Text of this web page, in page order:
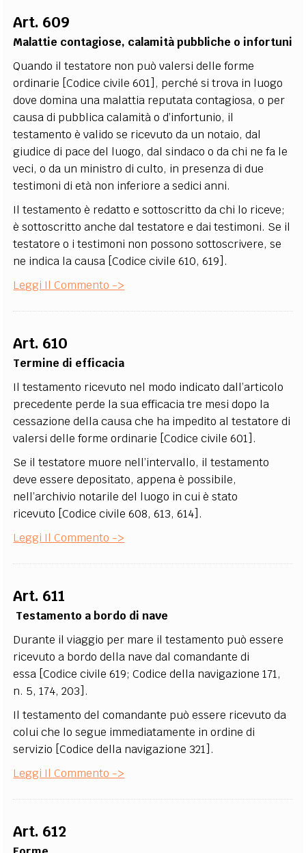
Art. 609
Malattie contagiose, calamità pubbliche o infortuni
Quando il testatore non può valersi delle forme
ordinarie [Codice civile 601], perché si trova in luogo
dove domina una malattia reputata contagiosa, o per
causa di pubblica calamità o d’infortunio, il
testamento è valido se ricevuto da un notaio, dal
giudice di pace del luogo, dal sindaco o da chi ne fa le
veci, o da un ministro di culto, in presenza di due
testimoni di età non inferiore a sedici anni.
Il testamento è redatto e sottoscritto da chi lo riceve;
è sottoscritto anche dal testatore e dai testimoni. Se il
testatore o i testimoni non possono sottoscrivere, se
ne indica la causa [Codice civile 610, 619].
Leggi Il Commento ->
Art. 610
Termine di efficacia
Il testamento ricevuto nel modo indicato dall’articolo
precedente perde la sua efficacia tre mesi dopo la
cessazione della causa che ha impedito al testatore di
valersi delle forme ordinarie [Codice civile 601].
Se il testatore muore nell’intervallo, il testamento
deve essere depositato, appena è possibile,
nell’archivio notarile del luogo in cui è stato
ricevuto [Codice civile 608, 613, 614].
Leggi Il Commento ->
Art. 611
Testamento a bordo di nave
Durante il viaggio per mare il testamento può essere
ricevuto a bordo della nave dal comandante di
essa [Codice civile 619; Codice della navigazione 171,
n. 5, 174, 203].
Il testamento del comandante può essere ricevuto da
colui che lo segue immediatamente in ordine di
servizio [Codice della navigazione 321].
Leggi Il Commento ->
Art. 612